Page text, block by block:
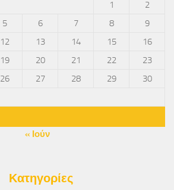
1
2
5 6 7 8
9
12 13 14 15
16
19 20 21 22
23
26 27 28 29
30
« Ιούν
Κατηγορίες